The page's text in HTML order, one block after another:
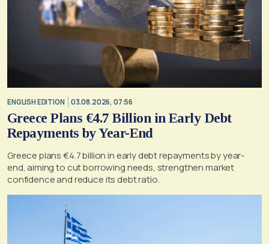
ENGLISH EDITION 03.08.2026, 07:56
Greece Plans €4.7 Billion in Early Debt
Repayments by Year-End
Greece plans €4.7 billion in early debt repayments by year-
end, aiming to cut borrowing needs, strengthen market
confidence and reduce its debt ratio.